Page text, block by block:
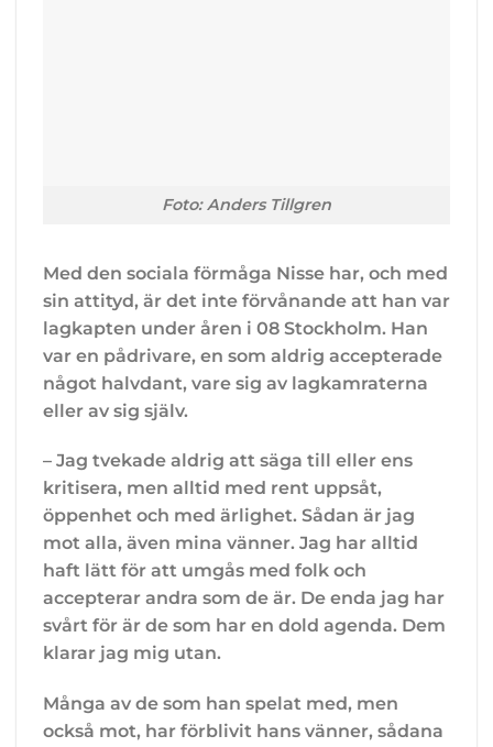
Foto: Anders Tillgren
Med den sociala förmåga Nisse har, och med
sin attityd, är det inte förvånande att han var
lagkapten under åren i 08 Stockholm. Han
var en pådrivare, en som aldrig accepterade
något halvdant, vare sig av lagkamraterna
eller av sig själv.
– Jag tvekade aldrig att säga till eller ens
kritisera, men alltid med rent uppsåt,
öppenhet och med ärlighet. Sådan är jag
mot alla, även mina vänner. Jag har alltid
haft lätt för att umgås med folk och
accepterar andra som de är. De enda jag har
svårt för är de som har en dold agenda. Dem
klarar jag mig utan.
Många av de som han spelat med, men
också mot, har förblivit hans vänner, sådana